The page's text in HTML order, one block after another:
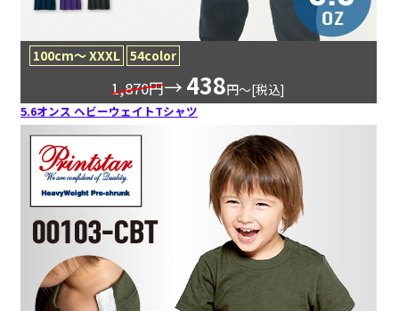
100cm～ XXXL 54color
1,870円→ 438円〜[税込]
5.6オンス ヘビーウェイトTシャツ